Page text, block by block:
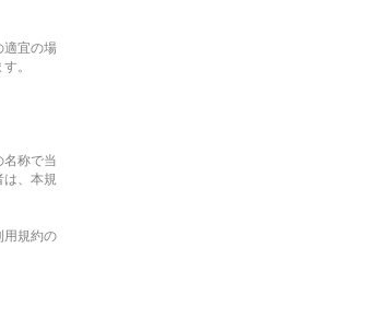
適宜の場
。
名称で当
は、本規
用規約の